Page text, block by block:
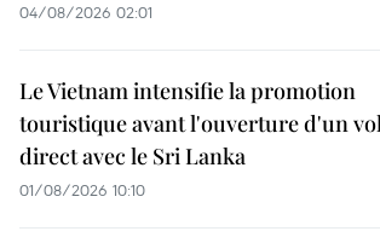
04/08/2026 02:01
Le Vietnam intensifie la promotion
touristique avant l'ouverture d'un
direct avec le Sri Lanka
01/08/2026 10:10